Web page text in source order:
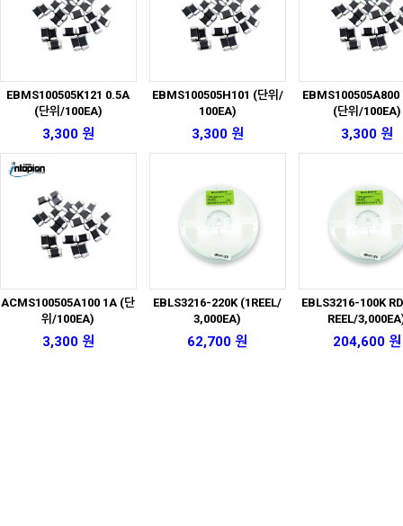
EBMS100505K121 0.5A
(단위/100EA)
3,300 원
EBMS100505H101 (단위/
100EA)
3,300 원
EBMS100505A800
(단위/100EA)
3,300 원
ACMS100505A100 1A (단
위/100EA)
3,300 원
EBLS3216-220K (1REEL/
3,000EA)
62,700 원
EBLS3216-100K
REEL/
204,600 원